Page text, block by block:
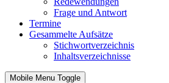
Frage und Antwort
Termine
Gesammelte Aufsätze
Stichwortverzeichnis
Inhaltsverzeichnisse
Mobile Menu Toggle